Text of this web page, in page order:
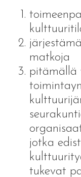
matkoja
pitämällä
jotka
tukevat